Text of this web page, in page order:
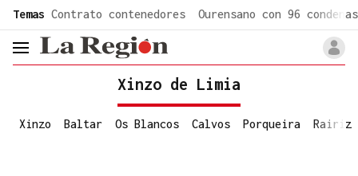
Temas Contrato contenedores Ourensano con 96 condenas
header.menu.open
Xinzo de Limia
Xinzo Baltar Os Blancos Calvos Porqueira Rairiz